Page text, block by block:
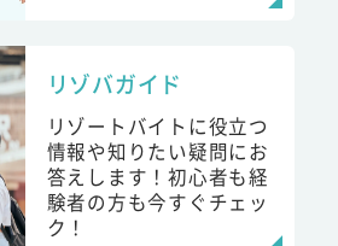
リゾバガイド
リゾートバイトに役立つ
情報や知りたい疑問にお
答えします！初心者も経
験者の方も今すぐチェッ
ク！